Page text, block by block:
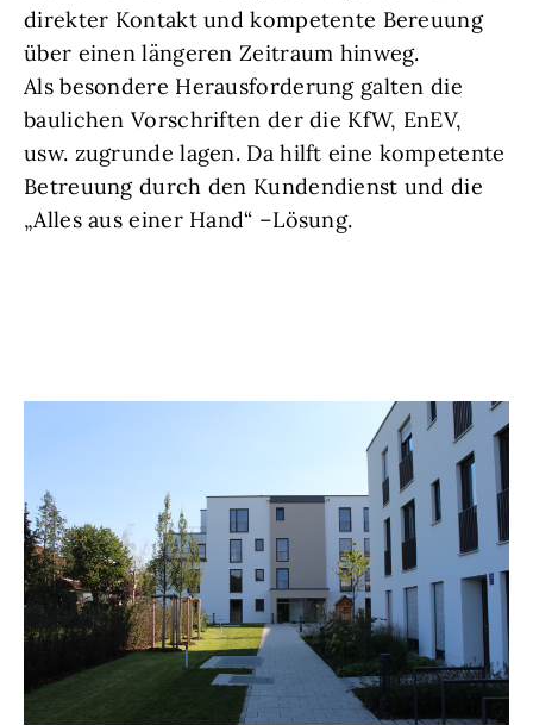
direkter Kontakt und kompetente Bereuung
über einen längeren Zeitraum hinweg.
Als besondere Herausforderung galten die
baulichen Vorschriften der die KfW, EnEV,
usw. zugrunde lagen. Da hilft eine kompetente
Betreuung durch den Kundendienst und die
„Alles aus einer Hand“ –Lösung.